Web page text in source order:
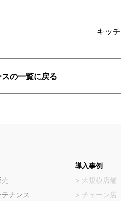
キッ
スの一覧に戻る
売
ナンス
導入事例
大規模店舗
チェーン店